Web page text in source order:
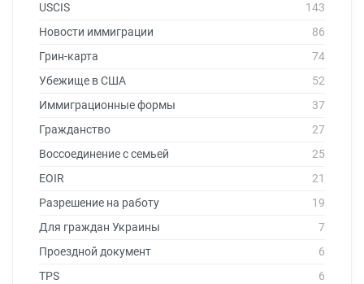
USCIS
143
Новости иммиграции
86
Грин-карта
74
Убежище в США
52
Иммиграционные формы
37
Гражданство
27
Воссоединение с семьей
25
EOIR
21
Разрешение на работу
19
Для граждан Украины
7
Проездной документ
6
TPS
6